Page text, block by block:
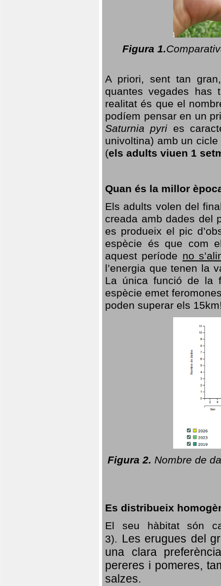
Figura 1.
A priori, sent tan
quantes vegades has
realitat és que el
podíem pensar en un
Saturnia pyri es
univoltina) amb un
(els adults viuen 1
Quan és la millor
Els adults volen del
creada amb dades del
es produeix el pic
espècie és que com
aquest període no
l’energia que tenen la
La única funció de la
espècie emet
poden superar els
Figura 2. Nombre de
Es distribueix
El seu hàbitat són
3). Les erugues del
una clara
pereres i pomeres,
salzes.